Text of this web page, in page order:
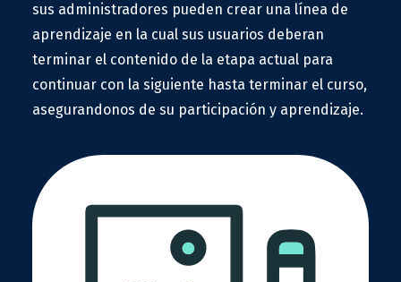
sus administradores pueden crear una línea de
aprendizaje en la cual sus usuarios deberan
terminar el contenido de la etapa actual para
continuar con la siguiente hasta terminar el curso,
asegurandonos de su participación y aprendizaje.